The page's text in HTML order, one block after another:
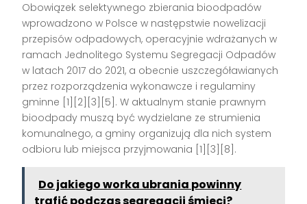
Obowiązek selektywnego zbierania bioodpadów
wprowadzono w Polsce w następstwie nowelizacji
przepisów odpadowych, operacyjnie wdrażanych w
ramach Jednolitego Systemu Segregacji Odpadów
w latach 2017 do 2021, a obecnie uszczegóławianych
przez rozporządzenia wykonawcze i regulaminy
gminne [1][2][3][5]. W aktualnym stanie prawnym
bioodpady muszą być wydzielane ze strumienia
komunalnego, a gminy organizują dla nich system
odbioru lub miejsca przyjmowania [1][3][8].
Do jakiego worka ubrania powinny